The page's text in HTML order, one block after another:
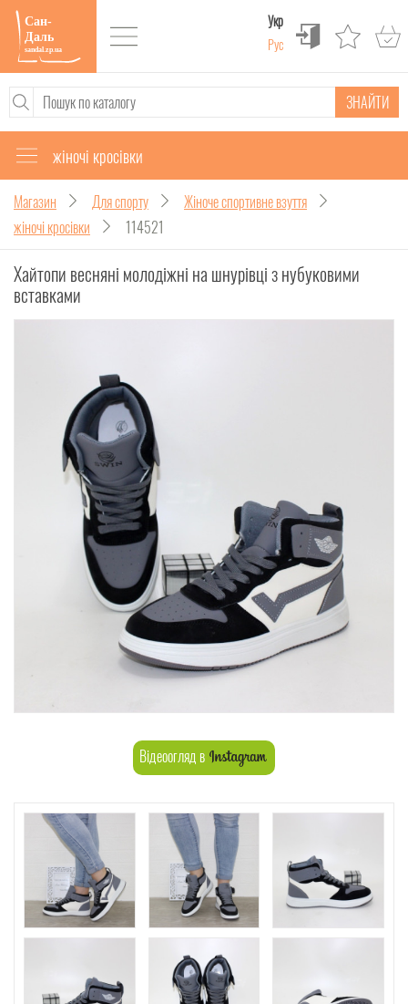
Укр
Рус
ЗНАЙТИ
жіночі кросівки
Магазин Для спорту
Жіноче спортивне взуття
жіночі кросівки
114521
Хайтопи весняні молодіжні на шнурівці з нубуковими
вставками
Відеоогляд в